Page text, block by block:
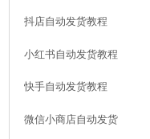
抖店自动发货教程
小红书自动发货教程
快手自动发货教程
微信小商店自动发货